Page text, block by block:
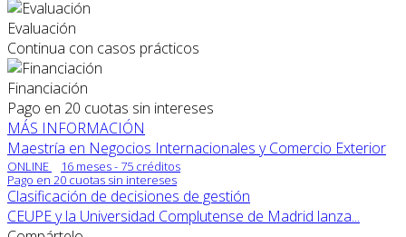
Evaluación
Continua con casos prácticos
Financiación
Pago en 20 cuotas sin intereses
MÁS INFORMACIÓN
Maestría en Negocios Internacionales y Comercio Exterior
ONLINE
16 meses - 75 créditos
Pago en 20 cuotas sin intereses
Clasificación de decisiones de gestión
CEUPE y la Universidad Complutense de Madrid lanza...